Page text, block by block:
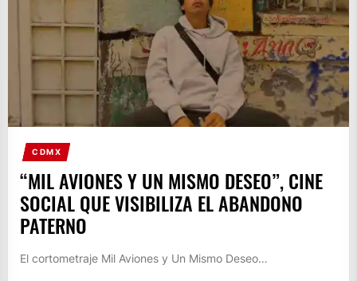
CDMX
“MIL AVIONES Y UN MISMO DESEO”, CINE
SOCIAL QUE VISIBILIZA EL ABANDONO
PATERNO
El cortometraje Mil Aviones y Un Mismo Deseo…